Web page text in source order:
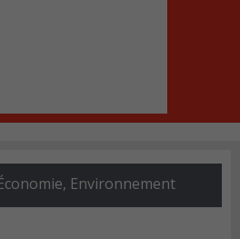
, Environnement